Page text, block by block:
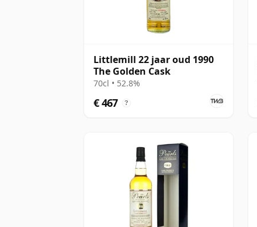
Littlemill 22 jaar oud 1990
The Golden Cask
70cl • 52.8%
€ 467 ?